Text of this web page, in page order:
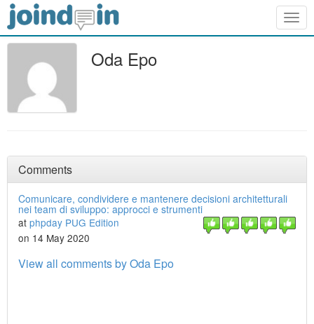
Oda Epo
Comments
Comunicare, condividere e mantenere decisioni architetturali
nei team di sviluppo: approcci e strumenti
at phpday PUG Edition
on 14 May 2020
View all comments by Oda Epo